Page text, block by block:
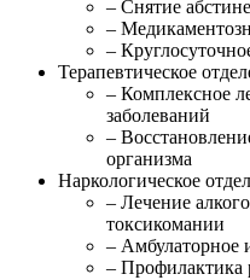
– Снятие
–
–
Терапевтическое
– Комплексное
заболеваний
–
организма
Наркологическое
– Лечение
токсикомании
– Амбулаторное
– Профилактика